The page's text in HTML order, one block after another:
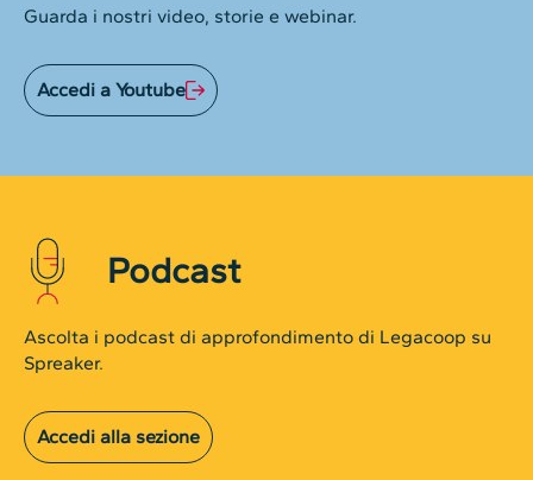
Guarda i nostri video, storie e webinar.
Accedi a Youtube
Podcast
Ascolta i podcast di approfondimento di Legacoop su
Spreaker.
Accedi alla sezione